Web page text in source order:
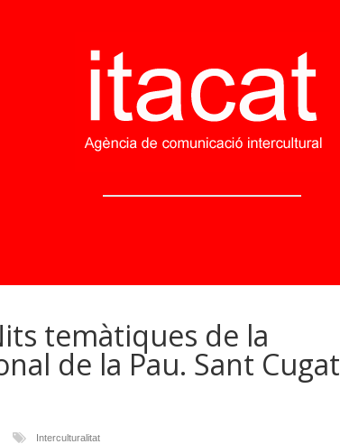
temàtiques de la
de la Pau. Sant Cugat
Interculturalitat
3